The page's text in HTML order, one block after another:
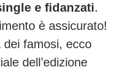
e fidanzati.
è assicurato!
dei famosi, ecco
dell’edizione